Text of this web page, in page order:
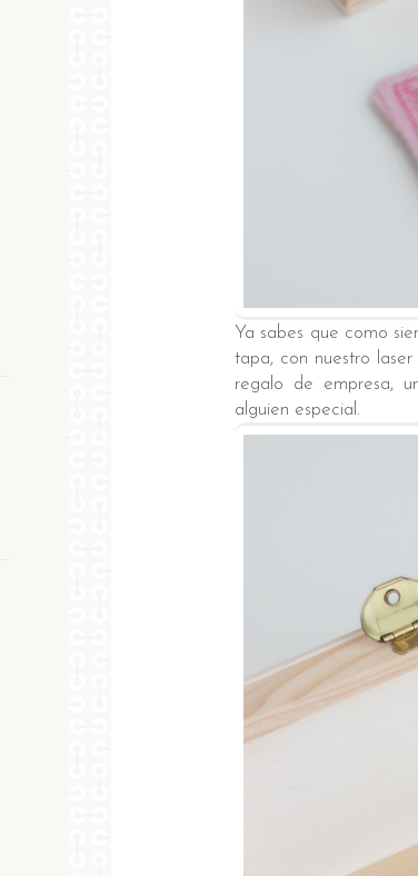
Ya sabes que como
tapa, con nuestro
regalo de empresa,
alguien especial.